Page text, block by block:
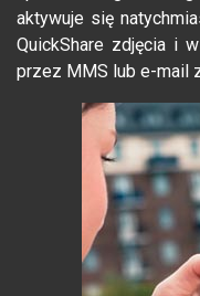
aktywuje się
QuickShare zdjęcia i
przez MMS lub e-mail